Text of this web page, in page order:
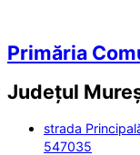
Primăria
Județul
strada
547035